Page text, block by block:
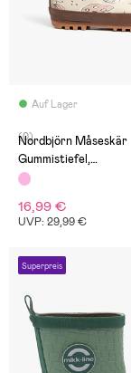
Auf Lager
(0)
Nordbjörn Måseskär
Gummistiefel,
Braun/Fabelwesen
16,99 €
UVP: 29,99 €
Superpreis